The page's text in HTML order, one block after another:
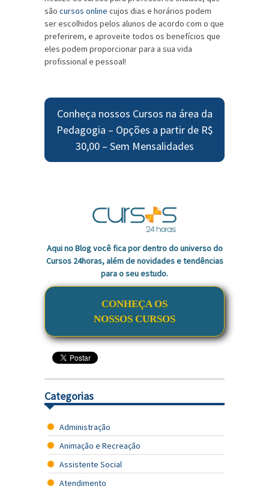
são cursos online cujos dias e horários podem
ser escolhidos pelos alunos de acordo com o que
preferirem, e aproveite todos os benefícios que
eles podem proporcionar para a sua vida
profissional e pessoal!
Conheça nossos Cursos na área da
Pedagogia – Opções a partir de R$
30,00 – Sem Mensalidades
Aqui no Blog você fica por dentro do universo do
Cursos 24horas, além de novidades e tendências
para o seu estudo.
CONHEÇA OS
NOSSOS CURSOS
Categorias
Administração
Animação e Recreação
Assistente Social
Atendimento